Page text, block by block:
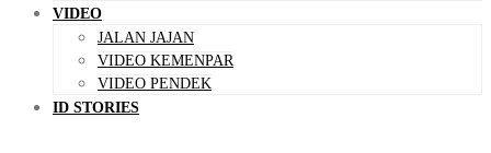
VIDEO
JALAN JAJAN
VIDEO KEMENPAR
VIDEO PENDEK
ID STORIES